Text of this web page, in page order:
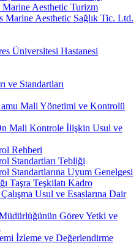
Marine Aesthetic Turizm
Marine Aesthetic Sağlık Tic. Ltd.
Üniversitesi Hastanesi
ve Standartları
Mali Yönetimi ve Kontrolü
Mali Kontrole İlişkin Usul ve
Rehberi
Standartları Tebliği
Standartlarına Uyum Genelgesi
Taşra Teşkilatı Kadro
Usul ve Esaslarına Dair
Görev Yetki ve
İzleme ve Değerlendirme